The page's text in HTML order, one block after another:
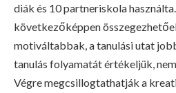
diák és 10 partneriskola
következőképpen
motiváltabbak, a tanulási utat
tanulás folyamatát értékeljük,
Végre megcsillogtathatják a